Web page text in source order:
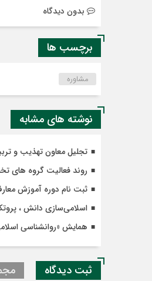
بدون دیدگاه
برچسب ها
مشاوره
نوشته های مشابه
تجلیل معاون تهذیب و
روند فعالیت گروه های
ثبت نام دوره آموزش معارف
اسلامی‌سازی دانش ،
همایش «روانشناسی
ثبت دیدگاه